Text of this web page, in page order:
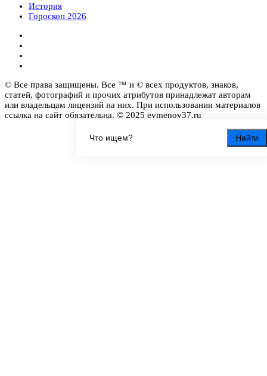
Найти
История
Гороскоп 2026
© Все права защищены. Все ™ и © всех продуктов, знаков,
статей, фотографий и прочих атрибутов принадлежат авторам
или владельцам лицензий на них. При использовании материалов
ссылка на сайт обязательна. © 2025 evmenov37.ru